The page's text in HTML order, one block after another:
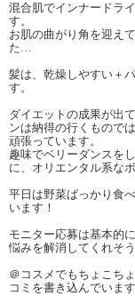
混合肌でインナードラ
す。
お肌の曲がり角を迎え
た…
髪は、乾燥しやすい＋
す。
ダイエットの成果が出
ンは納得の行くもので
頑張っています。
趣味でベリーダンスを
に、オリエンタル系な
平日は野菜ばっかり食
います！
モニター応募は基本的
悩みを解消してくれそ
＠コスメでもちょこち
コミを書き込んでいます